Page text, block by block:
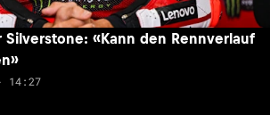
«Kann den Rennverlauf
14:27